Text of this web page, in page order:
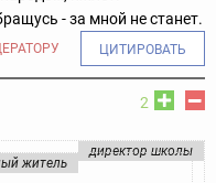
- за мной не станет.
ЦИТИРОВАТЬ
2
директор школы
житель